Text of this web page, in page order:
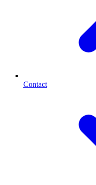
Contact